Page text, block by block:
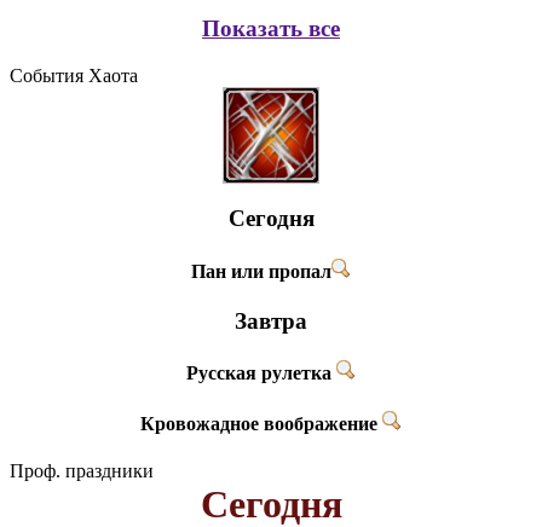
Показать все
События Хаота
Сегодня
Пан или пропал
Завтра
Русская рулетка
Кровожадное воображение
Проф. праздники
Сегодня